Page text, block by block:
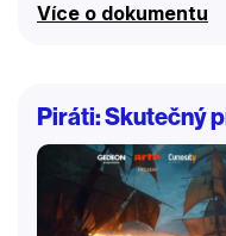
demokracie,
panující mezi
táborů? A co by nám
prozradit o letech,
zhoubný nacistický
Více o dokumentu
Piráti: Skutečný